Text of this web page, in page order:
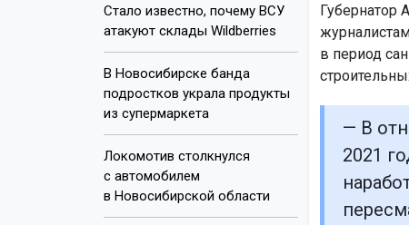
Стало известно, почему ВСУ
атакуют склады Wildberries
В Новосибирске банда
подростков украла продукты
из супермаркета
Локомотив столкнулся
с автомобилем
в Новосибирской области
Губернатор
в период
— В
2021